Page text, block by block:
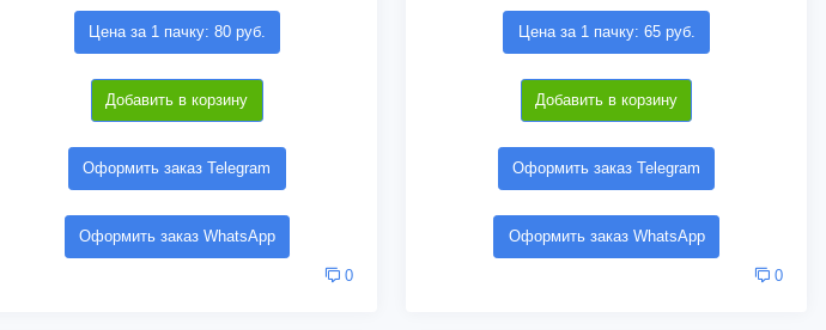
Цена за 1 пачку: 80 руб.
Добавить в корзину
Оформить заказ Telegram
Оформить заказ WhatsApp
0
Цена за 1 пачку: 65 руб.
Добавить в корзину
Оформить заказ Telegram
Оформить заказ WhatsApp
0